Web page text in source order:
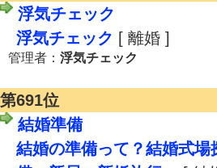
浮気チェック
浮気チェック [ 離婚 ]
管理者： 浮気チェック
第691位
結婚準備
結婚の準備って？結婚式場